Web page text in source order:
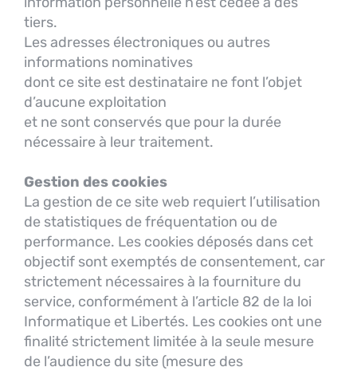
tiers.
Les adresses électroniques ou autres
informations nominatives
dont ce site est destinataire ne font l’objet
d’aucune exploitation
et ne sont conservés que pour la durée
nécessaire à leur traitement.
Gestion des cookies
La gestion de ce site web requiert l’utilisation
de statistiques de fréquentation ou de
performance. Les cookies déposés dans cet
objectif sont exemptés de consentement, car
strictement nécessaires à la fourniture du
service, conformément à l’article 82 de la loi
Informatique et Libertés. Les cookies ont une
finalité strictement limitée à la seule mesure
de l’audience du site (mesure des